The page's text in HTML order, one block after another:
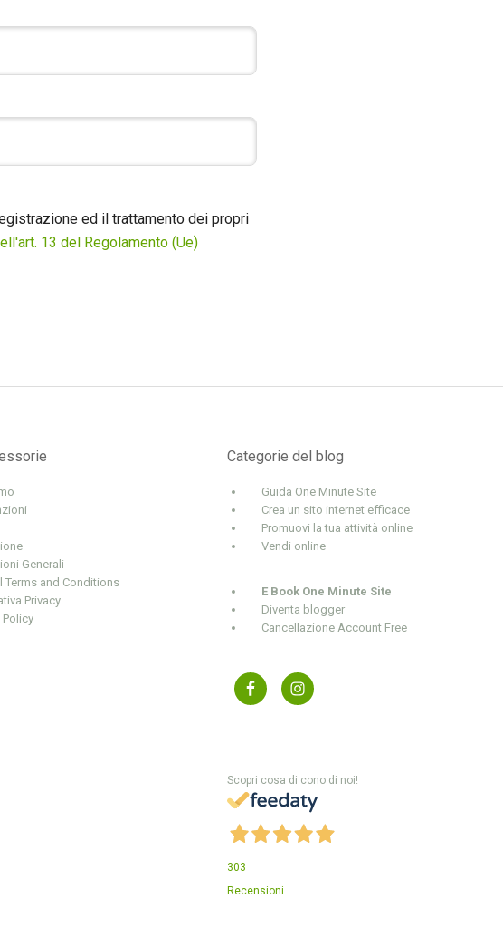
ed il trattamento dei propri
13 del Regolamento (Ue)
Generali
Terms and Conditions
Privacy
Policy
Categorie del blog
Guida One Minute Site
Crea un sito internet efficace
Promuovi la tua attività online
Vendi online
E Book One Minute Site
Diventa blogger
Cancellazione Account Free
Scopri cosa di cono di noi!
303
Recensioni